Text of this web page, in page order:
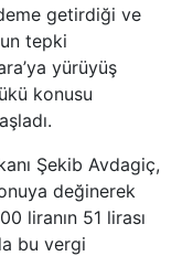
getirdiği ve
tepki
yürüyüş
konusu
Şekib Avdagiç,
değinerek
liranın 51 lirası
bu vergi